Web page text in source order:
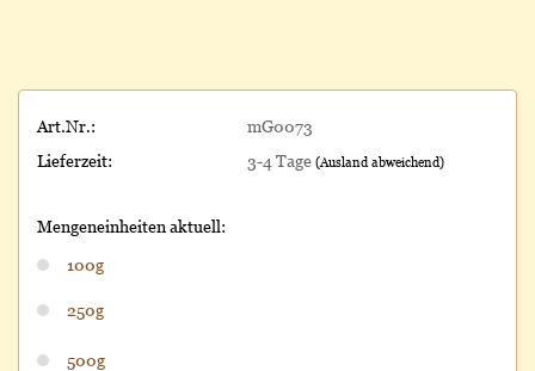
Art.Nr.:
mG0073
Lieferzeit:
3-4 Tage (Ausland abweichend)
Mengeneinheiten aktuell:
100g
250g
500g